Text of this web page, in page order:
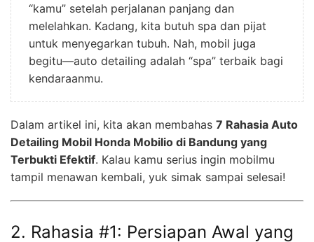
“kamu” setelah perjalanan panjang dan
melelahkan. Kadang, kita butuh spa dan pijat
untuk menyegarkan tubuh. Nah, mobil juga
begitu—auto detailing adalah “spa” terbaik bagi
kendaraanmu.
Dalam artikel ini, kita akan membahas 7 Rahasia Auto
Detailing Mobil Honda Mobilio di Bandung yang
Terbukti Efektif. Kalau kamu serius ingin mobilmu
tampil menawan kembali, yuk simak sampai selesai!
2. Rahasia #1: Persiapan Awal yang